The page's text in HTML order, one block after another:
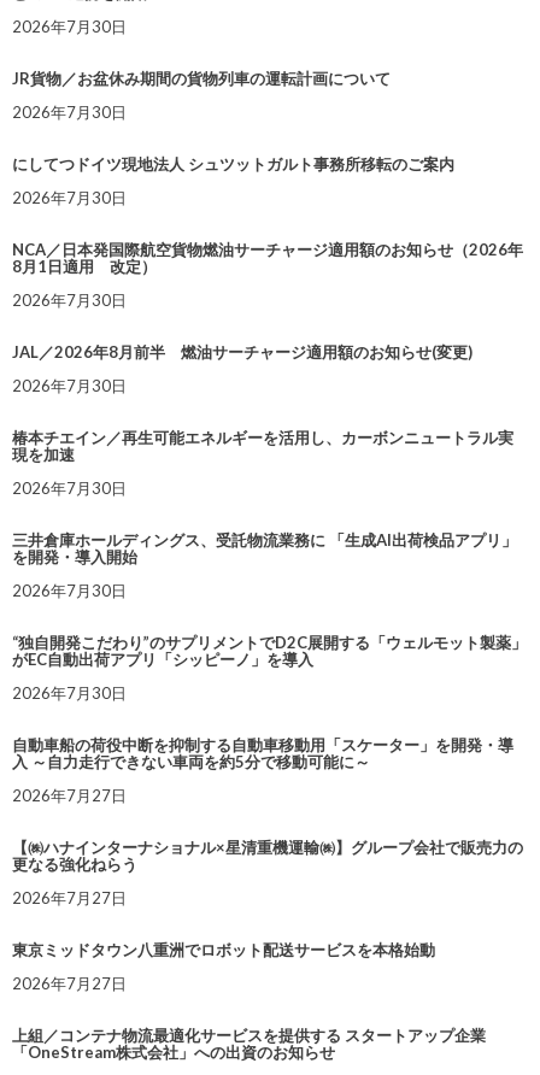
2026年7月30日
JR貨物／お盆休み期間の貨物列車の運転計画について
2026年7月30日
にしてつドイツ現地法人 シュツットガルト事務所移転のご案内
2026年7月30日
NCA／日本発国際航空貨物燃油サーチャージ適用額のお知らせ（2026年
8月1日適用 改定）
2026年7月30日
JAL／2026年8月前半 燃油サーチャージ適用額のお知らせ(変更)
2026年7月30日
椿本チエイン／再生可能エネルギーを活用し、カーボンニュートラル実
現を加速
2026年7月30日
三井倉庫ホールディングス、受託物流業務に 「生成AI出荷検品アプリ」
を開発・導入開始
2026年7月30日
“独自開発こだわり”のサプリメントでD2C展開する「ウェルモット製薬」
がEC自動出荷アプリ「シッピーノ」を導入
2026年7月30日
自動車船の荷役中断を抑制する自動車移動用「スケーター」を開発・導
入 ～自力走行できない車両を約5分で移動可能に～
2026年7月27日
【㈱ハナインターナショナル×星清重機運輸㈱】グループ会社で販売力の
更なる強化ねらう
2026年7月27日
東京ミッドタウン八重洲でロボット配送サービスを本格始動
2026年7月27日
上組／コンテナ物流最適化サービスを提供する スタートアップ企業
「OneStream株式会社」への出資のお知らせ